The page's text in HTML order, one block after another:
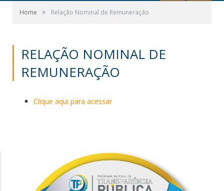
Home » Relação Nominal de Remuneração
RELAÇÃO NOMINAL DE
REMUNERAÇÃO
Clique aqui para acessar